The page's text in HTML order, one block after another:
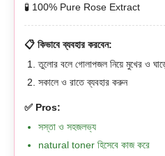
🧪 100% Pure Rose Extract
📋 কিভাবে ব্যবহার করবেন:
তুলোর বলে গোলাপজল নিয়ে মুখের ও
সকালে ও রাতে ব্যবহার করুন
✅ Pros:
সস্তা ও সহজলভ্য
natural toner হিসেবে কাজ করে